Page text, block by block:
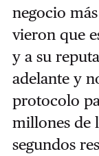
negocio
vieron que
y a su
adelante y
protocolo
millones de
segundos